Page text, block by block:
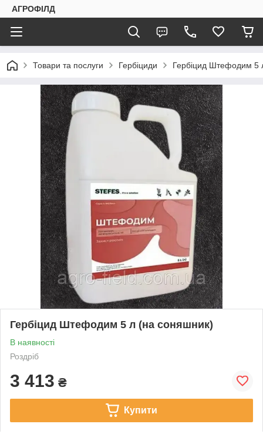
АГРОФІЛД
Товари та послуги Гербіциди Гербіцид Штефодим 5
Гербіцид Штефодим 5 л (на соняшник)
В наявності
Роздріб
3 413 ₴
Купити